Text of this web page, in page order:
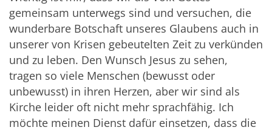
gemeinsam unterwegs sind und versuchen, die
wunderbare Botschaft unseres Glaubens auch in
unserer von Krisen gebeutelten Zeit zu verkünden
und zu leben. Den Wunsch Jesus zu sehen,
tragen so viele Menschen (bewusst oder
unbewusst) in ihren Herzen, aber wir sind als
Kirche leider oft nicht mehr sprachfähig. Ich
möchte meinen Dienst dafür einsetzen, dass die